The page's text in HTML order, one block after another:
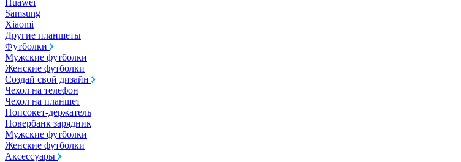
Huawei
Samsung
Xiaomi
Другие планшеты
Футболки
Мужские футболки
Женские футболки
Создай свой дизайн
Чехол на телефон
Чехол на планшет
Попсокет-держатель
Повербанк зарядник
Мужские футболки
Женские футболки
Аксессуары